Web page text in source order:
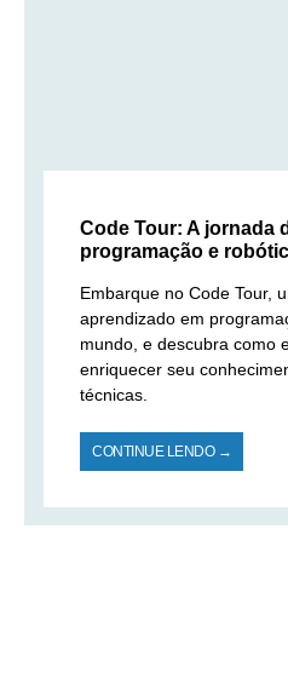
Code Tour: A jornada
programação e
Embarque no Code Tour,
aprendizado em
mundo, e descubra como
enriquecer seu
técnicas.
CONTINUE LENDO →